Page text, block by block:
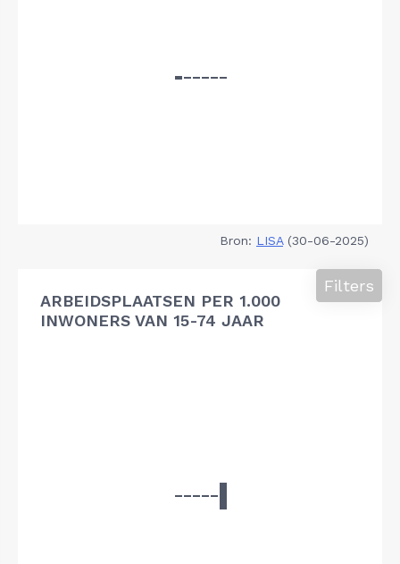
Bron: LISA(30-06-2025)
ARBEIDSPLAATSEN PER 1.000
INWONERS VAN 15-74 JAAR
Filters